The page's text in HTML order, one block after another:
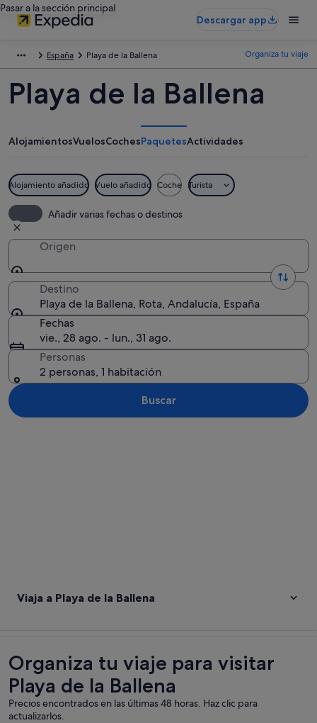
Pasar a la sección principal
Descargar app
España Playa de la Ballena Organiza tu viaje
Playa de la Ballena
AlojamientosVuelosCochesPaquetesActividades
Alojamiento añadido Vuelo añadido Coche Turista
Añadir varias fechas o destinos
Origen
Destino
Playa de la Ballena, Rota, Andalucía, España
Fechas
vie., 28 ago. - lun., 31 ago.
Personas
2 personas, 1 habitación
Buscar
Viaja a Playa de la Ballena
Organiza tu viaje para visitar
Playa de la Ballena
Precios encontrados en las últimas 48 horas. Haz clic para
actualizarlos.